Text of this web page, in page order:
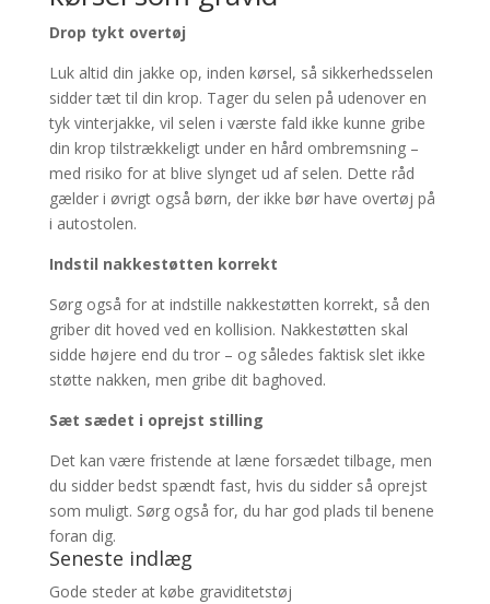
Drop tykt overtøj
Luk altid din jakke op, inden kørsel, så sikkerhedsselen
sidder tæt til din krop. Tager du selen på udenover en
tyk vinterjakke, vil selen i værste fald ikke kunne gribe
din krop tilstrækkeligt under en hård ombremsning –
med risiko for at blive slynget ud af selen. Dette råd
gælder i øvrigt også børn, der ikke bør have overtøj på
i autostolen.
Indstil nakkestøtten korrekt
Sørg også for at indstille nakkestøtten korrekt, så den
griber dit hoved ved en kollision. Nakkestøtten skal
sidde højere end du tror – og således faktisk slet ikke
støtte nakken, men gribe dit baghoved.
Sæt sædet i oprejst stilling
Det kan være fristende at læne forsædet tilbage, men
du sidder bedst spændt fast, hvis du sidder så oprejst
som muligt. Sørg også for, du har god plads til benene
foran dig.
Seneste indlæg
Gode steder at købe graviditetstøj